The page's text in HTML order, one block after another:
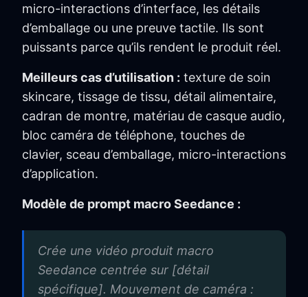
micro-interactions d’interface, les détails
d’emballage ou une preuve tactile. Ils sont
puissants parce qu’ils rendent le produit réel.
Meilleurs cas d’utilisation : texture de soin
skincare, tissage de tissu, détail alimentaire,
cadran de montre, matériau de casque audio,
bloc caméra de téléphone, touches de
clavier, sceau d’emballage, micro-interactions
d’application.
Modèle de prompt macro Seedance :
Crée une vidéo produit macro
Seedance centrée sur [détail
spécifique]. Mouvement de caméra :